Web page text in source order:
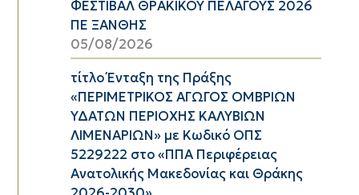
ΦΕΣΤΙΒΑΛ ΘΡΑΚΙΚΟΥ ΠΕΛΑΓΟΥΣ 2026
ΠΕ ΞΑΝΘΗΣ
05/08/2026
τίτλο Ένταξη της Πράξης
«ΠΕΡΙΜΕΤΡΙΚΟΣ ΑΓΩΓΟΣ ΟΜΒΡΙΩΝ
ΥΔΑΤΩΝ ΠΕΡΙΟΧΗΣ ΚΑΛΥΒΙΩΝ
ΛΙΜΕΝΑΡΙΩΝ» με Κωδικό ΟΠΣ
5229222 στο «ΠΠΑ Περιφέρειας
Ανατολικής Μακεδονίας και Θράκης